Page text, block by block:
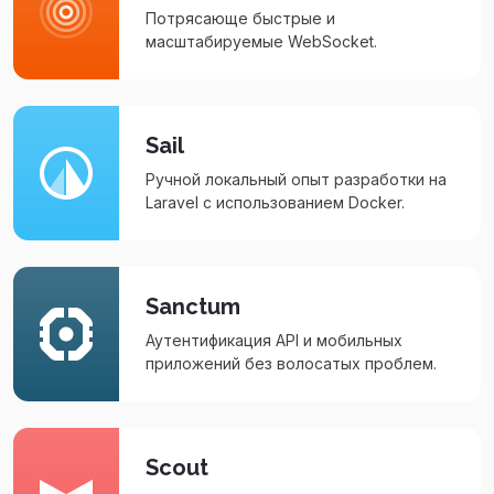
Потрясающе быстрые и
масштабируемые WebSocket.
Sail
Ручной локальный опыт разработки на
Laravel с использованием Docker.
Sanctum
Аутентификация API и мобильных
приложений без волосатых проблем.
Scout